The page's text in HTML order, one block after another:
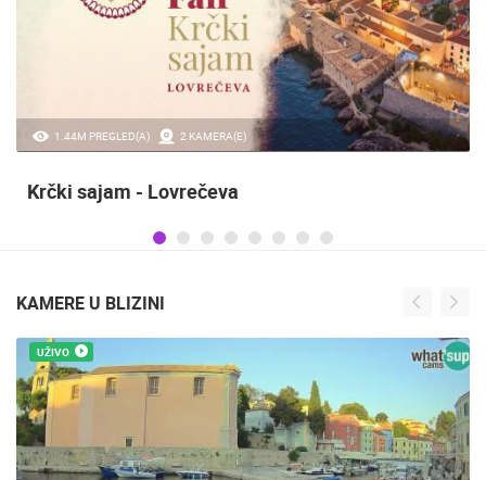
0 PREGLED(A) 3 KAMERA(E)
Maraton lađa
KAMERE U BLIZINI
UŽIVO